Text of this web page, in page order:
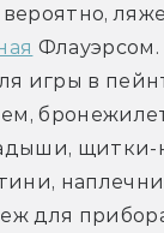
вероятно,
Флауэрсом.
игры в
щитки-
для